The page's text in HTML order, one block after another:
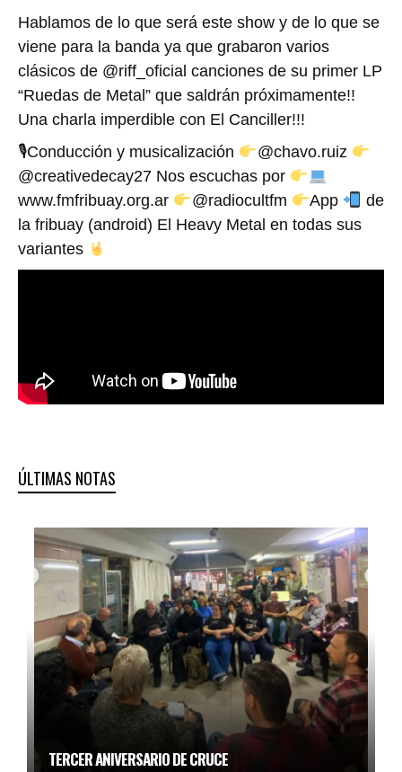
Hablamos de lo que será este show y de lo que se
viene para la banda ya que grabaron varios
clásicos de @riff_oficial canciones de su primer LP
“Ruedas de Metal” que saldrán próximamente!!
Una charla imperdible con El Canciller!!!
🎙Conducción y musicalización
@chavo.ruiz
@creativedecay27 Nos escuchas por
www.fmfribuay.org.ar
@radiocultfm App
de
la fribuay (android) El Heavy Metal en todas sus
variantes
ÚLTIMAS NOTAS
TERCER ANIVERSARIO DE CRUCE